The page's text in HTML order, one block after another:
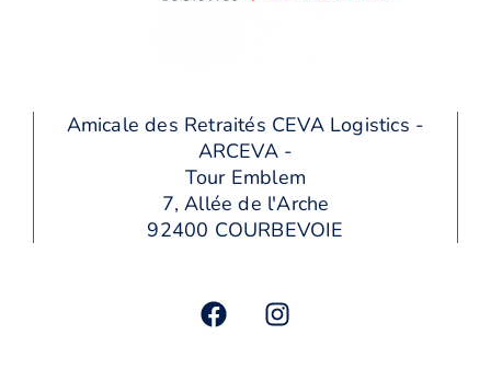
Amicale des Retraités CEVA Logistics -
ARCEVA -
Tour Emblem
7, Allée de l'Arche
92400 COURBEVOIE